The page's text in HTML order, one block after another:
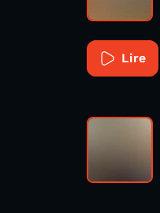
Lire